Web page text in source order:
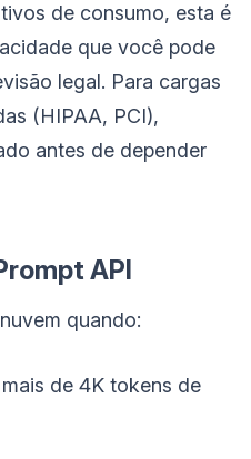
de consumo, esta é
que você pode
legal. Para cargas
(HIPAA, PCI),
antes de depender
API
quando:
de 4K tokens de